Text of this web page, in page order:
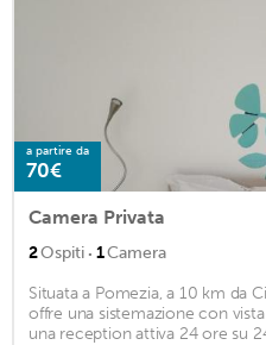
a partire da
70€
Camera Privata
2Ospiti · 1Camera
Situata a Pomezia, a 10 km da
offre una sistemazione con
una reception attiva 24 ore su